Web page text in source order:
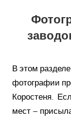
В этом
фотографии
Коростеня.
мест –